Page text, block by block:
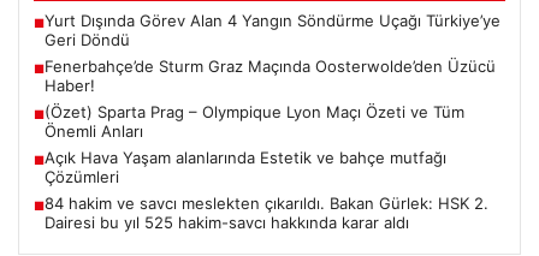
■Yurt Dışında Görev Alan 4 Yangın Söndürme Uçağı Türkiye’ye
Geri Döndü
■Fenerbahçe’de Sturm Graz Maçında Oosterwolde’den Üzücü
Haber!
■(Özet) Sparta Prag – Olympique Lyon Maçı Özeti ve Tüm
Önemli Anları
■Açık Hava Yaşam alanlarında Estetik ve bahçe mutfağı
Çözümleri
■84 hakim ve savcı meslekten çıkarıldı. Bakan Gürlek: HSK 2.
Dairesi bu yıl 525 hakim-savcı hakkında karar aldı